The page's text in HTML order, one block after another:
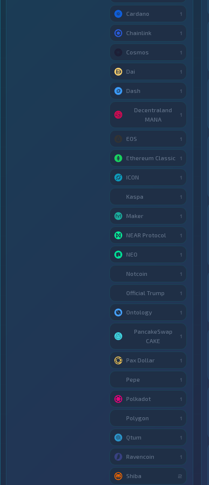
Cardano 1
Chainlink 1
Cosmos 1
Dai 1
Dash 1
Decentraland
MANA
1
EOS 1
Ethereum Classic 1
ICON 1
Kaspa 1
Maker 1
NEAR Protocol 1
NEO 1
Notcoin 1
Official Trump 1
Ontology 1
PancakeSwap
CAKE
1
Pax Dollar 1
Pepe 1
Polkadot 1
Polygon 1
Qtum 1
Ravencoin 1
Shiba 2